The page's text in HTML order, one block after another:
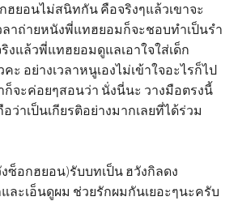
ยอนไม่สนิทกัน คือจริงๆแล้วเขาจะ
าถ่ายหนังพี่แทฮยอมก็จะชอบทำเป็นรำ
แล้วพี่แทฮยอมดูแลเอาใจใส่เด็ก
ะ อย่างเวลาหนูเองไม่เข้าใจอะไรก็ไป
จะค่อยๆสอนว่า นั่งนี่นะ วางมือตรงนี้
ว่าเป็นเกียรติอย่างมากเลยที่ได้ร่วม
งซ็อกฮยอน)รับบทเป็น ฮวังกิลดง
ะเอ็นดูผม ช่วยรักผมกันเยอะๆนะครับ